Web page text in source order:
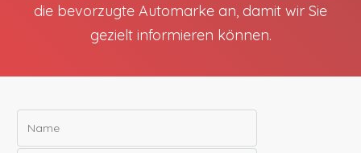
die bevorzugte Automarke an, damit wir Sie
gezielt informieren können.